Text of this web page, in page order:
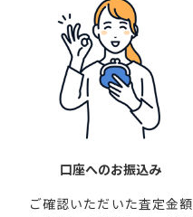
口座へのお振込み
ご確認いただいた査定金額